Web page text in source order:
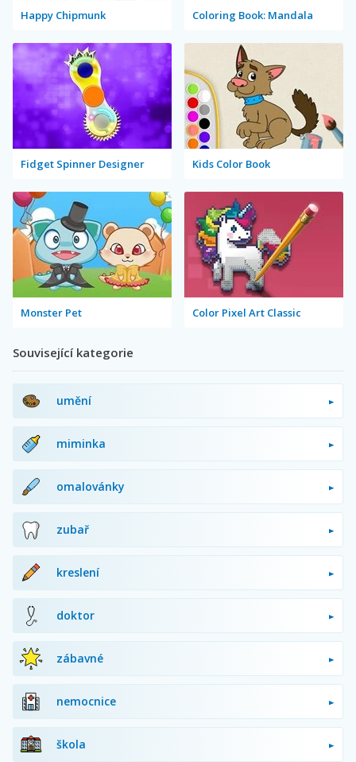
Happy Chipmunk Coloring Book: Mandala
Fidget Spinner Designer Kids Color Book
Monster Pet Color Pixel Art Classic
Související kategorie
umění
miminka
omalovánky
zubař
kreslení
doktor
zábavné
nemocnice
škola